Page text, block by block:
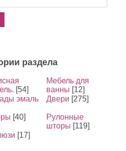
раздела
[54]
Мебель для
ванны [12]
эмаль
Двери [275]
[40]
Рулонные
шторы [119]
[17]